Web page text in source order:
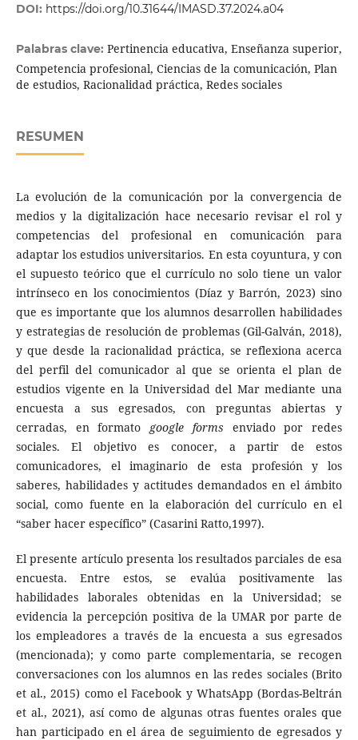
DOI: https://doi.org/10.31644/IMASD.37.2024.a04
Palabras clave: Pertinencia educativa, Enseñanza superior,
Competencia profesional, Ciencias de la comunicación, Plan
de estudios, Racionalidad práctica, Redes sociales
RESUMEN
La evolución de la comunicación por la convergencia de
medios y la digitalización hace necesario revisar el rol y
competencias del profesional en comunicación para
adaptar los estudios universitarios. En esta coyuntura, y con
el supuesto teórico que el currículo no solo tiene un valor
intrínseco en los conocimientos (Díaz y Barrón, 2023) sino
que es importante que los alumnos desarrollen habilidades
y estrategias de resolución de problemas (Gil-Galván, 2018),
y que desde la racionalidad práctica, se reflexiona acerca
del perfil del comunicador al que se orienta el plan de
estudios vigente en la Universidad del Mar mediante una
encuesta a sus egresados, con preguntas abiertas y
cerradas, en formato google forms enviado por redes
sociales. El objetivo es conocer, a partir de estos
comunicadores, el imaginario de esta profesión y los
saberes, habilidades y actitudes demandados en el ámbito
social, como fuente en la elaboración del currículo en el
“saber hacer específico” (Casarini Ratto,1997).
El presente artículo presenta los resultados parciales de esa
encuesta. Entre estos, se evalúa positivamente las
habilidades laborales obtenidas en la Universidad; se
evidencia la percepción positiva de la UMAR por parte de
los empleadores a través de la encuesta a sus egresados
(mencionada); y como parte complementaria, se recogen
conversaciones con los alumnos en las redes sociales (Brito
et al., 2015) como el Facebook y WhatsApp (Bordas-Beltrán
et al., 2021), así como de algunas otras fuentes orales que
han participado en el área de seguimiento de egresados y